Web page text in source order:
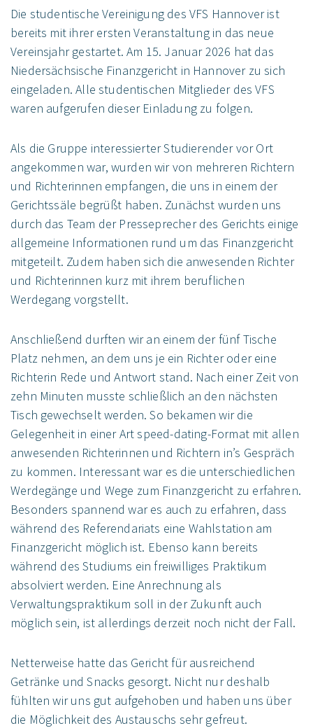
Die studentische Vereinigung des VFS Hannover ist
bereits mit ihrer ersten Veranstaltung in das neue
Vereinsjahr gestartet. Am 15. Januar 2026 hat das
Niedersächsische Finanzgericht in Hannover zu sich
eingeladen. Alle studentischen Mitglieder des VFS
waren aufgerufen dieser Einladung zu folgen.
Als die Gruppe interessierter Studierender vor Ort
angekommen war, wurden wir von mehreren Richtern
und Richterinnen empfangen, die uns in einem der
Gerichtssäle begrüßt haben. Zunächst wurden uns
durch das Team der Presseprecher des Gerichts einige
allgemeine Informationen rund um das Finanzgericht
mitgeteilt. Zudem haben sich die anwesenden Richter
und Richterinnen kurz mit ihrem beruflichen
Werdegang vorgstellt.
Anschließend durften wir an einem der fünf Tische
Platz nehmen, an dem uns je ein Richter oder eine
Richterin Rede und Antwort stand. Nach einer Zeit von
zehn Minuten musste schließlich an den nächsten
Tisch gewechselt werden. So bekamen wir die
Gelegenheit in einer Art speed-dating-Format mit allen
anwesenden Richterinnen und Richtern in’s Gespräch
zu kommen. Interessant war es die unterschiedlichen
Werdegänge und Wege zum Finanzgericht zu erfahren.
Besonders spannend war es auch zu erfahren, dass
während des Referendariats eine Wahlstation am
Finanzgericht möglich ist. Ebenso kann bereits
während des Studiums ein freiwilliges Praktikum
absolviert werden. Eine Anrechnung als
Verwaltungspraktikum soll in der Zukunft auch
möglich sein, ist allerdings derzeit noch nicht der Fall.
Netterweise hatte das Gericht für ausreichend
Getränke und Snacks gesorgt. Nicht nur deshalb
fühlten wir uns gut aufgehoben und haben uns über
die Möglichkeit des Austauschs sehr gefreut.